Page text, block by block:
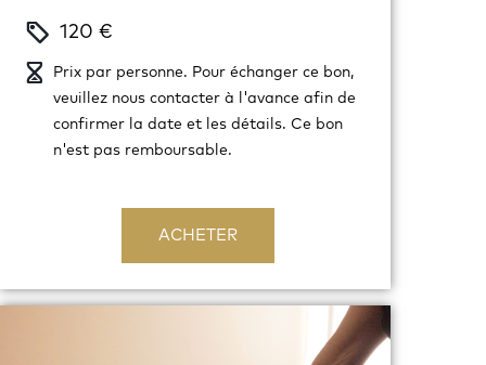
ACHETER
120 €
Prix par personne. Pour échanger ce bon,
veuillez nous contacter à l'avance afin de
confirmer la date et les détails. Ce bon
n'est pas remboursable.